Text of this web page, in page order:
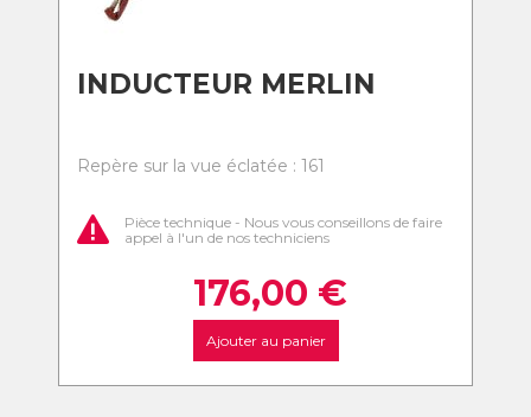
INDUCTEUR MERLIN
Repère sur la vue éclatée : 161
Pièce technique - Nous vous conseillons de faire
appel à l'un de nos techniciens
176,00 €
Ajouter au panier